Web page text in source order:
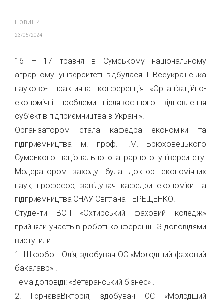
НОВИНИ
23/05/2024
16 – 17 травня в Сумському національному
аграрному університеті відбулася І Всеукраїнська
науково- практична конференція «Організаційно-
економічні проблеми післявоєнного відновлення
суб’єктів підприємництва в Україні».
Організатором стала кафедра економіки та
підприємництва ім. проф. І.М. Брюховецького
Сумського національного аграрного університету.
Модератором заходу була доктор економічних
наук, професор, завідувач кафедри економіки та
підприємництва СНАУ Світлана ТЕРЕЩЕНКО.
Студенти ВСП «Охтирський фаховий коледж»
прийняли участь в роботі конференції. З доповідями
виступили :
1. Шкробот Юлія, здобувач ОС «Молодший фаховий
бакалавр» .
Тема доповіді: «Ветеранський бізнес» .
2. ГорнєваВікторія, здобувач ОС «Молодший